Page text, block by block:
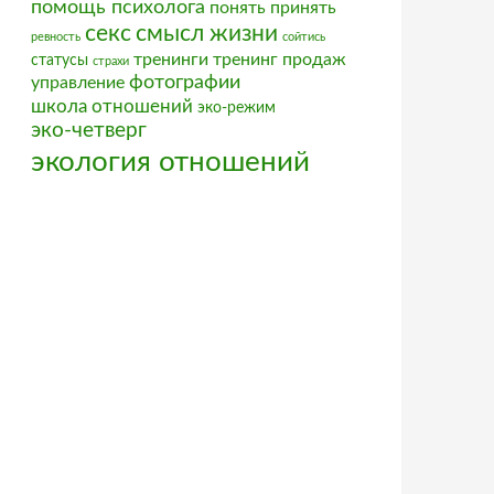
помощь психолога понять принять
ревность секссмысл жизни сойтись
статусы страхи тренинги тренинг продаж
управление фотографии
школа отношений эко-режим
эко-четверг
экология отношений